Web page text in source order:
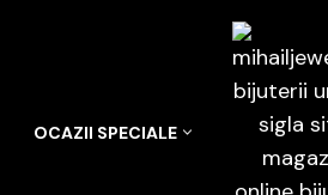
OCAZII SPECIALE